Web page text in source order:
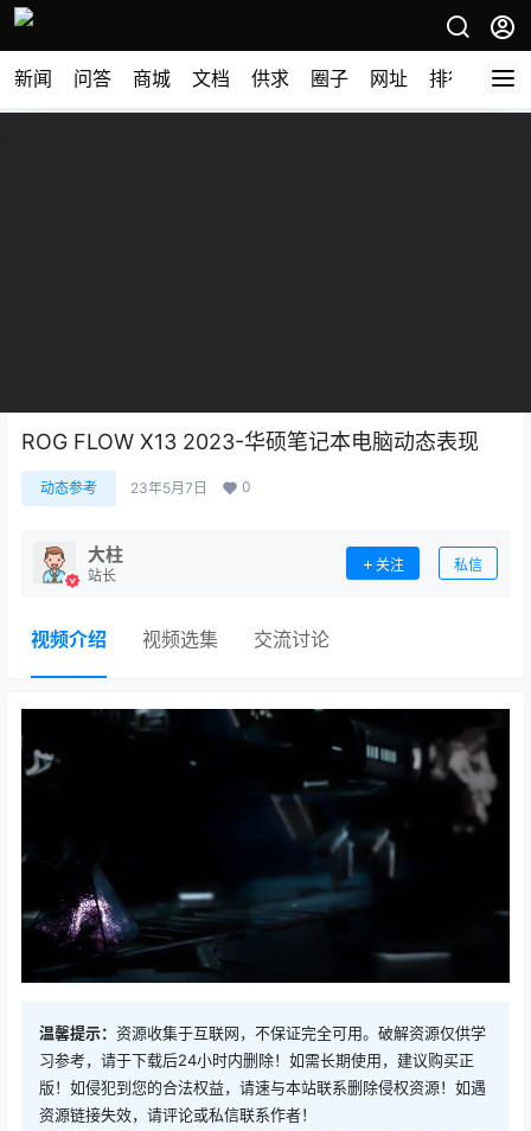
新闻 问答 商城 文档 供求 圈子 网址 排行榜
ROG FLOW X13 2023-华硕笔记本电脑动态表现
动态参考 23年5月7日 0
大柱
站长
关注 私信
视频介绍 视频选集 交流讨论
温馨提示： 资源收集于互联网，不保证完全可用。破解资源仅供学
习参考，请于下载后24小时内删除！如需长期使用，建议购买正
版！如侵犯到您的合法权益，请速与本站联系删除侵权资源！如遇
资源链接失效，请评论或私信联系作者！